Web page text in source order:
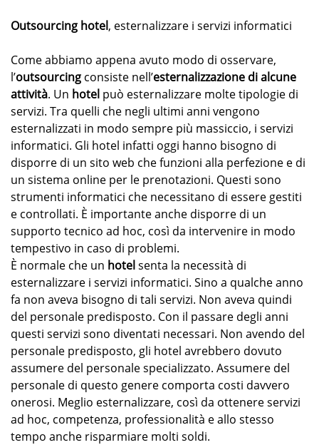
Outsourcing hotel, esternalizzare i servizi informatici
Come abbiamo appena avuto modo di osservare,
l’outsourcing consiste nell’esternalizzazione di alcune
attività. Un hotel può esternalizzare molte tipologie di
servizi. Tra quelli che negli ultimi anni vengono
esternalizzati in modo sempre più massiccio, i servizi
informatici. Gli hotel infatti oggi hanno bisogno di
disporre di un sito web che funzioni alla perfezione e di
un sistema online per le prenotazioni. Questi sono
strumenti informatici che necessitano di essere gestiti
e controllati. È importante anche disporre di un
supporto tecnico ad hoc, così da intervenire in modo
tempestivo in caso di problemi.
È normale che un hotelsenta la necessità di
esternalizzare i servizi informatici. Sino a qualche anno
fa non aveva bisogno di tali servizi. Non aveva quindi
del personale predisposto. Con il passare degli anni
questi servizi sono diventati necessari. Non avendo del
personale predisposto, gli hotel avrebbero dovuto
assumere del personale specializzato. Assumere del
personale di questo genere comporta costi davvero
onerosi. Meglio esternalizzare, così da ottenere servizi
ad hoc, competenza, professionalità e allo stesso
tempo anche risparmiare molti soldi.